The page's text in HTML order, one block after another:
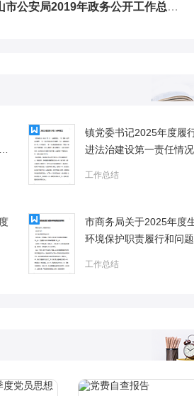
公安局2019年政务公开工作总结和2020年工作思路
镇党委书记2025年度履
进法治建设第一责任情
工作总结
市商务局关于2025年度
环境保护职责履行和问
工作总结